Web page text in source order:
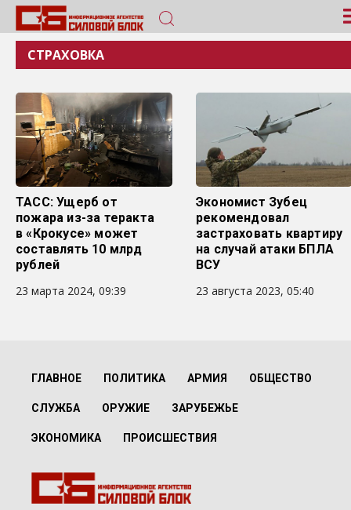
СТРАХОВКА
ТАСС: Ущерб от
пожара из-за теракта
в «Крокусе» может
составлять 10 млрд
рублей
23 марта 2024, 09:39
Экономист Зубец
рекомендовал
застраховать квартиру
на случай атаки БПЛА
ВСУ
23 августа 2023, 05:40
ГЛАВНОЕ ПОЛИТИКА АРМИЯ ОБЩЕСТВО
СЛУЖБА ОРУЖИЕ ЗАРУБЕЖЬЕ
ЭКОНОМИКА ПРОИСШЕСТВИЯ